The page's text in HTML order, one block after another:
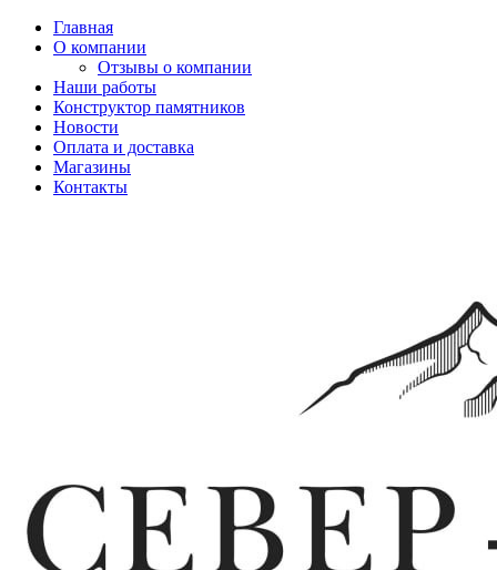
Главная
О компании
Отзывы о компании
Наши работы
Конструктор памятников
Новости
Оплата и доставка
Магазины
Контакты